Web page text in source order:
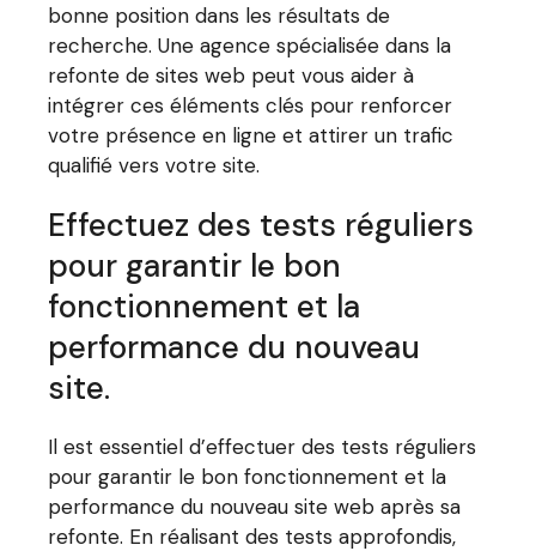
bonne position dans les résultats de
recherche. Une agence spécialisée dans la
refonte de sites web peut vous aider à
intégrer ces éléments clés pour renforcer
votre présence en ligne et attirer un trafic
qualifié vers votre site.
Effectuez des tests réguliers
pour garantir le bon
fonctionnement et la
performance du nouveau
site.
Il est essentiel d’effectuer des tests réguliers
pour garantir le bon fonctionnement et la
performance du nouveau site web après sa
refonte. En réalisant des tests approfondis,